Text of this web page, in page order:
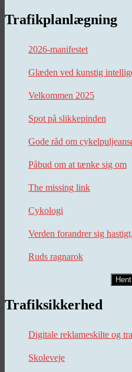
Trafikplanlægning
2026-manifestet
Glæden ved kunstig
Velkommen 2025
Spot på slikkepinden
Gode råd om
Påbud om at tænke sig om
The missing link
Cykologi
Verden forandrer sig
Ruds ragnarok
Trafiksikkerhed
Digitale reklameskilte og
Skoleveje